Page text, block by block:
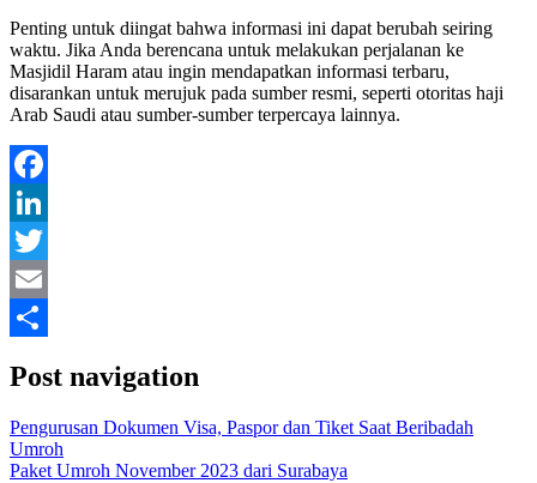
Penting untuk diingat bahwa informasi ini dapat berubah seiring
waktu. Jika Anda berencana untuk melakukan perjalanan ke
Masjidil Haram atau ingin mendapatkan informasi terbaru,
disarankan untuk merujuk pada sumber resmi, seperti otoritas haji
Arab Saudi atau sumber-sumber terpercaya lainnya.
Facebook
LinkedIn
Twitter
Email
Post navigation
Pengurusan Dokumen Visa, Paspor dan Tiket Saat Beribadah
Umroh
Paket Umroh November 2023 dari Surabaya